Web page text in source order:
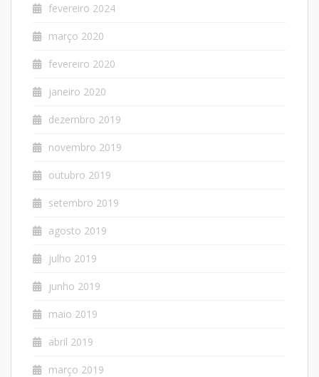
fevereiro 2024
março 2020
fevereiro 2020
janeiro 2020
dezembro 2019
novembro 2019
outubro 2019
setembro 2019
agosto 2019
julho 2019
junho 2019
maio 2019
abril 2019
março 2019